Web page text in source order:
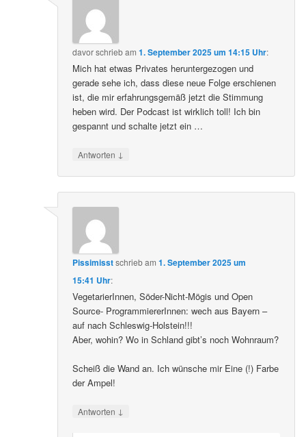
davorschriebam1. September 2025 um 14:15 Uhr:
Mich hat etwas Privates heruntergezogen und
gerade sehe ich, dass diese neue Folge erschienen
ist, die mir erfahrungsgemäß jetzt die Stimmung
heben wird. Der Podcast ist wirklich toll! Ich bin
gespannt und schalte jetzt ein …
Antworten ↓
Pissimisstschriebam1. September 2025 um
15:41 Uhr:
VegetarierInnen, Söder-Nicht-Mögis und Open
Source- ProgrammiererInnen: wech aus Bayern –
auf nach Schleswig-Holstein!!!
Aber, wohin? Wo in Schland gibt’s noch Wohnraum?
Scheiß die Wand an. Ich wünsche mir Eine (!) Farbe
der Ampel!
Antworten ↓